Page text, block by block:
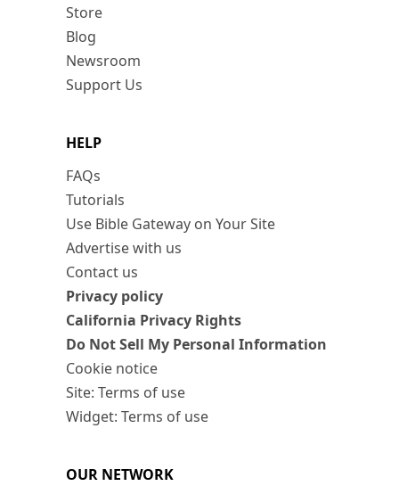
Store
Blog
Newsroom
Support Us
HELP
FAQs
Tutorials
Use Bible Gateway on Your Site
Advertise with us
Contact us
Privacy policy
California Privacy Rights
Do Not Sell My Personal Information
Cookie notice
Site: Terms of use
Widget: Terms of use
OUR NETWORK